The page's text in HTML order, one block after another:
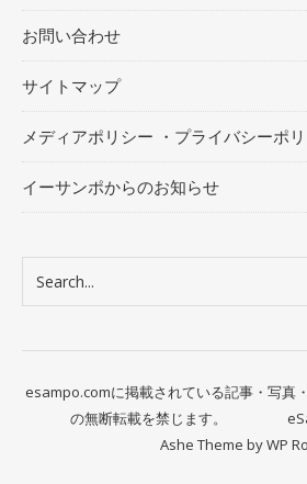
お問い合わせ
サイトマップ
メディアポリシー ・プライバシーポ
イーサンポからのお知らせ
esampo.comに掲載されている記事・写真
の無断転載を禁じます。
Ashe Theme byWP